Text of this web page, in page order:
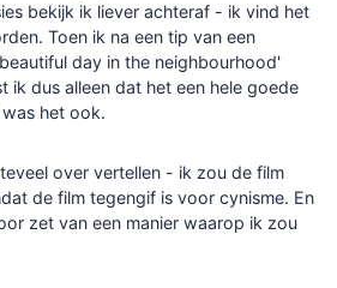
bekijk ik liever achteraf - ik vind het
Toen ik na een tip van een
day in the neighbourhood'
ik dus alleen dat het een hele goede
het ook.
over vertellen - ik zou de film
de film tegengif is voor cynisme. En
zet van een manier waarop ik zou